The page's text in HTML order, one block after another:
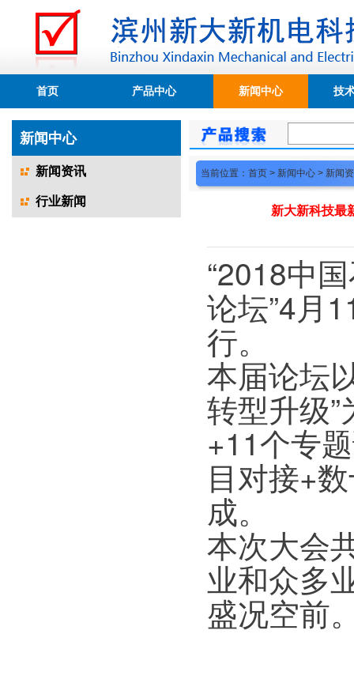
首页 产品中心 新闻中心 技
新闻中心
新闻资讯
行业新闻
当前位置： 首页 > 新闻中心 > 新闻
新大新科技最
“2018中
论坛”4月
行。
本届论坛
转型升级
+11个专
目对接+
成。
本次大会
业和众多
盛况空前